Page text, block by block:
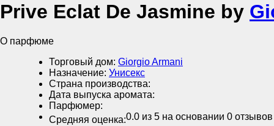
Prive Eclat De Jasmine by
О парфюме
Торговый дом: Giorgio Armani
Назначение: Унисекс
Страна производства:
Дата выпуска аромата:
Парфюмер:
Средняя оценка:0.0 из 5 на основании 0 отзывов